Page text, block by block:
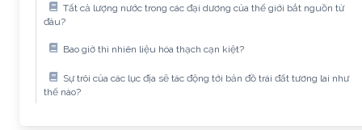
Tất cả lượng nước trong các đại dương của thế giới bắt nguồn từ
đâu?
Bao giờ thì nhiên liệu hóa thạch cạn kiệt?
Sự trôi của các lục địa sẽ tác động tới bản đồ trái đất tương lai như
thế nào?